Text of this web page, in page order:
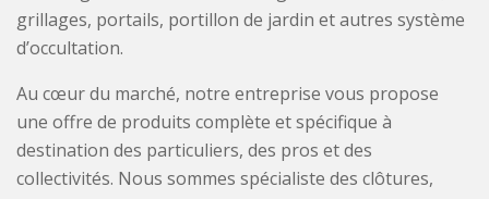
grillages, portails, portillon de jardin et autres système
d’occultation.
Au cœur du marché, notre entreprise vous propose
une offre de produits complète et spécifique à
destination des particuliers, des pros et des
collectivités. Nous sommes spécialiste des clôtures,